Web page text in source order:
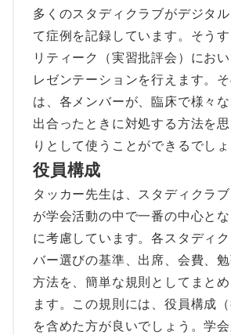
多くのスタディクラブがデジタ
て症例を記録しています。そう
リティーク（実習批評会）にお
レゼンテーションを行えます。
は、各メンバーが、臨床で様々
出合ったときに対処する方法を
りとして使うことができるでしょ
役員構成
タッカー先生は、スタディクラ
が学会活動の中で一番の中心と
に考慮しています。各スタディ
バー選びの基準、出席、会費、
方法を、簡単な規則としてまと
ます。この規則には、役員構成（
を含めた方が良いでしょう。学